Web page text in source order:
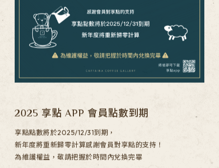
2025 享點 APP 會員點數到期
享點點數將於2025/12/31到期，
新年度將重新歸零計算感謝會員對享點的支持！
為維護權益，敬請把握於時間內兌換完畢
多那之集團
07 - 3120799
人才招募
PRIVACY POLICY